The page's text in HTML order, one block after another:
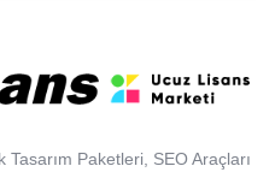
Paketleri, SEO Araçları